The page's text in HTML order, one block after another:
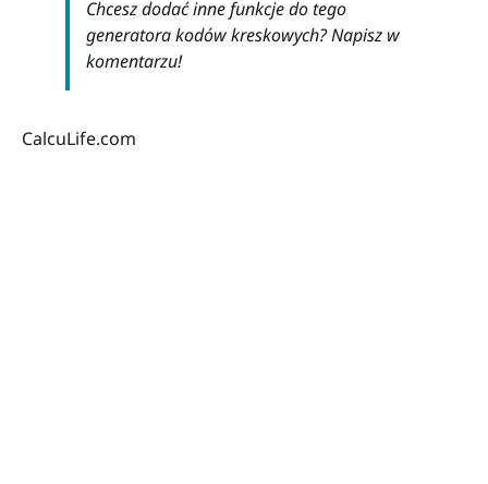
Chcesz dodać inne funkcje do tego
generatora kodów kreskowych? Napisz w
komentarzu!
CalcuLife.com